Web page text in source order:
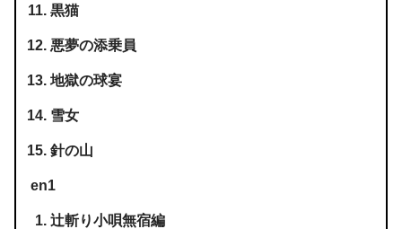
黒猫
悪夢の添乗員
地獄の球宴
雪女
針の山
en1
辻斬り小唄無宿編